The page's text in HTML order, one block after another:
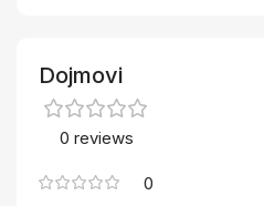
Dojmovi
0 reviews
0